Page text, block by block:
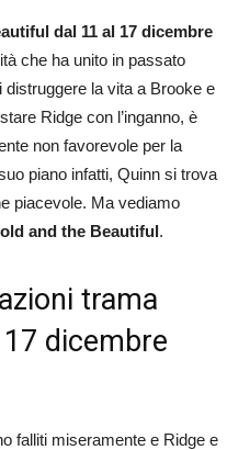
dal 11 al 17 dicembre
che ha unito in passato
la vita a Brooke e
Ridge con l’inganno, è
non favorevole per la
piano infatti, Quinn si trova
piacevole. Ma vediamo
and the Beautiful.
trama
dicembre
falliti miseramente e Ridge e